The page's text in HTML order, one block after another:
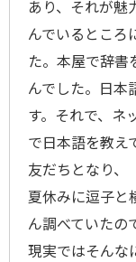
あり、それが魅
んでいるところ
た。本屋で辞書
んでした。日本
す。それで、ネ
で日本語を教え
友だちとなり、
夏休みに逗子と
ん調べていたの
現実ではそんな